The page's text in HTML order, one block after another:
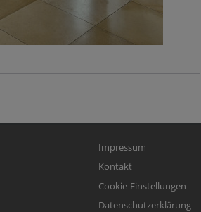
Fußbereichsmenü
Impressum
Kontakt
Cookie-Einstellungen
Datenschutzerklärung